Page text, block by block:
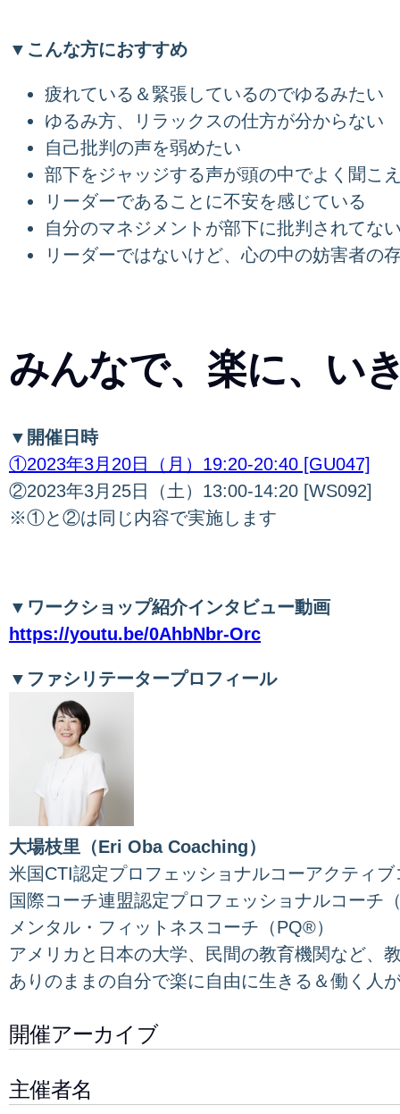
▼こんな方におすすめ
疲れている＆緊張しているのでゆるみたい
ゆるみ方、リラックスの仕方が分からない
自己批判の声を弱めたい
部下をジャッジする声が頭の中でよく聞こ
リーダーであることに不安を感じている
自分のマネジメントが部下に批判されてな
リーダーではないけど、心の中の妨害者の
みんなで、楽に、い
▼開催日時
①2023年3月20日（月）19:20-20:40 [GU047]
②2023年3月25日（土）13:00-14:20 [WS092]
※①と②は同じ内容で実施します
▼ワークショップ紹介インタビュー動画
https://youtu.be/0AhbNbr-Orc
▼ファシリテータープロフィール
大場枝里（Eri Oba Coaching）
米国CTI認定プロフェッショナルコーアクティ
国際コーチ連盟認定プロフェッショナルコーチ
メンタル・フィットネスコーチ（PQ®）
アメリカと日本の大学、民間の教育機関など、
ありのままの自分で楽に自由に生きる＆働く人
開催アーカイブ
主催者名